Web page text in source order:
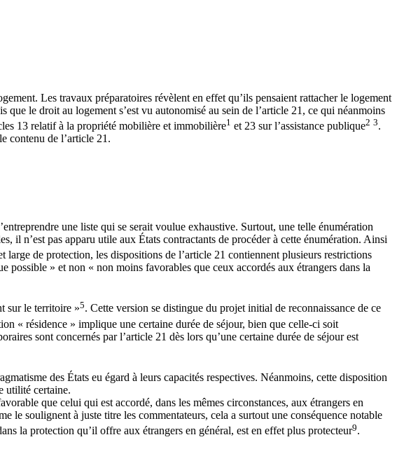
Les travaux préparatoires révèlent en effet qu’ils pensaient rattacher le logement
le droit au logement s’est vu autonomisé au sein de l’article 21, ce qui néanmoins
13 relatif à la propriété mobilière et immobilière1 et 23 sur l’assistance publique2 3.
contenu de l’article 21.
une liste qui se serait voulue exhaustive. Surtout, une telle énumération
il n’est pas apparu utile aux États contractants de procéder à cette énumération. Ainsi
large de protection, les dispositions de l’article 21 contiennent plusieurs restrictions
» et non « non moins favorables que ceux accordés aux étrangers dans la
sur le territoire »5. Cette version se distingue du projet initial de reconnaissance de ce
« résidence » implique une certaine durée de séjour, bien que celle-ci soit
sont concernés par l’article 21 dès lors qu’une certaine durée de séjour est
des États eu égard à leurs capacités respectives. Néanmoins, cette disposition
utilité certaine.
que celui qui est accordé, dans les mêmes circonstances, aux étrangers en
le soulignent à juste titre les commentateurs, cela a surtout une conséquence notable
la protection qu’il offre aux étrangers en général, est en effet plus protecteur9.